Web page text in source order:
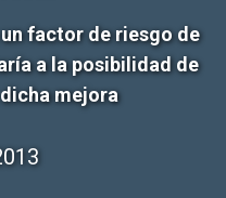
factor de riesgo de
a la posibilidad de
mejora